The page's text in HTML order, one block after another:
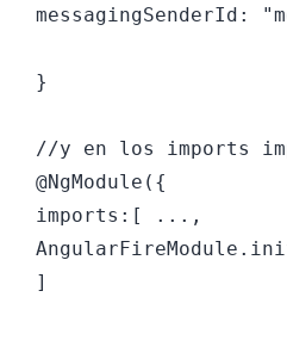
messagingSenderId:
}
//y en los imports
@NgModule({
imports:[ ...,
]